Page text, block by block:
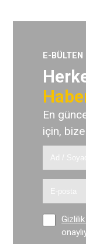
E-BÜLTEN
En
için, bize